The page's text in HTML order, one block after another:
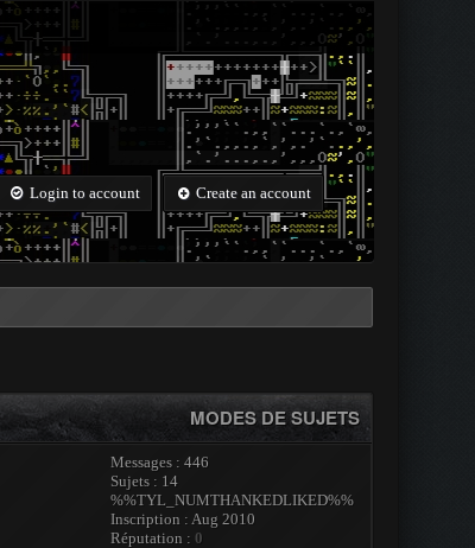
Login to account Create an account
MODES DE SUJETS
Messages : 446
Sujets : 14
%%TYL_NUMTHANKEDLIKED%%
Inscription : Aug 2010
Réputation : 0